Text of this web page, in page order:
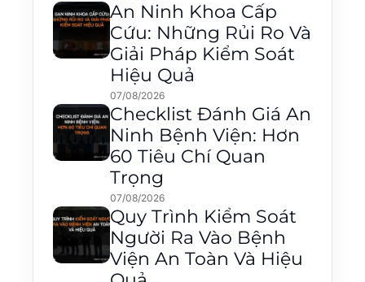
An Ninh Khoa Cấp
Cứu: Những Rủi Ro Và
Giải Pháp Kiểm Soát
Hiệu Quả
07/08/2026
Checklist Đánh Giá An
Ninh Bệnh Viện: Hơn
60 Tiêu Chí Quan
Trọng
07/08/2026
Quy Trình Kiểm Soát
Người Ra Vào Bệnh
Viện An Toàn Và Hiệu